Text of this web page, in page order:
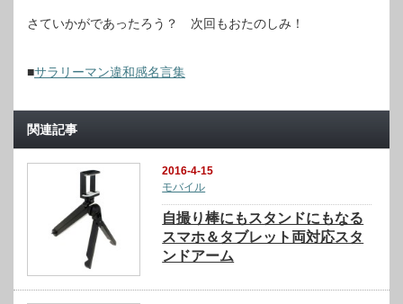
さていかがであったろう？ 次回もおたのしみ！
■サラリーマン違和感名言集
関連記事
2016-4-15
モバイル
自撮り棒にもスタンドにもなる
スマホ＆タブレット両対応スタ
ンドアーム